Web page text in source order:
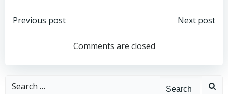
Navigation
l’article
Previous post
Navigation
de
l’article
Next post
Comments are closed
Search